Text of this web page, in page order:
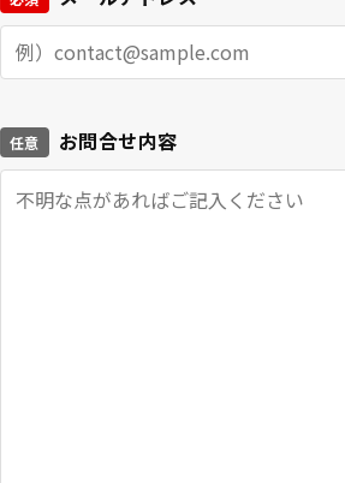
任意 お問合せ内容